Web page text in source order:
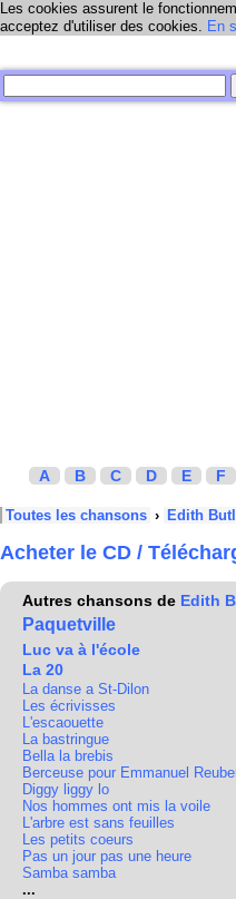
Les cookies assurent le
acceptez d'utiliser des cookies. En
A B C D E F
Toutes les chansons › Edith
Acheter le CD /
Autres chansons de Edith
Paquetville
Luc va à l'école
La 20
La danse a St-Dilon
Les écrivisses
L'escaouette
La bastringue
Bella la brebis
Berceuse pour Emmanuel
Diggy liggy lo
Nos hommes ont mis la voile
L'arbre est sans feuilles
Les petits coeurs
Pas un jour pas une heure
Samba samba
...